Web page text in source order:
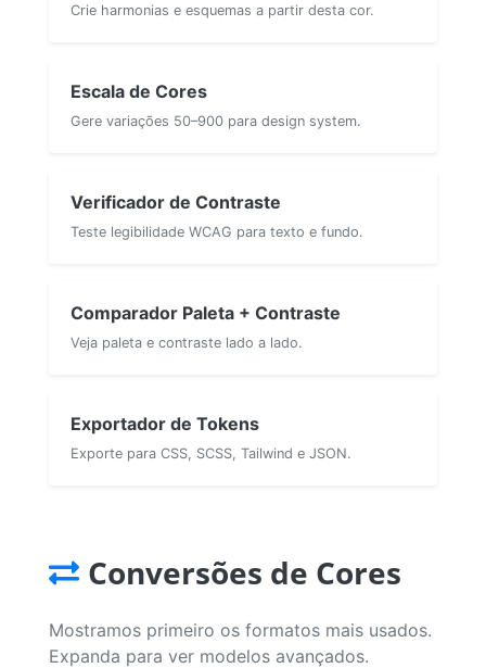
Crie harmonias e esquemas a partir desta cor.
Escala de Cores
Gere variações 50–900 para design system.
Verificador de Contraste
Teste legibilidade WCAG para texto e fundo.
Comparador Paleta + Contraste
Veja paleta e contraste lado a lado.
Exportador de Tokens
Exporte para CSS, SCSS, Tailwind e JSON.
Conversões de Cores
Mostramos primeiro os formatos mais usados.
Expanda para ver modelos avançados.